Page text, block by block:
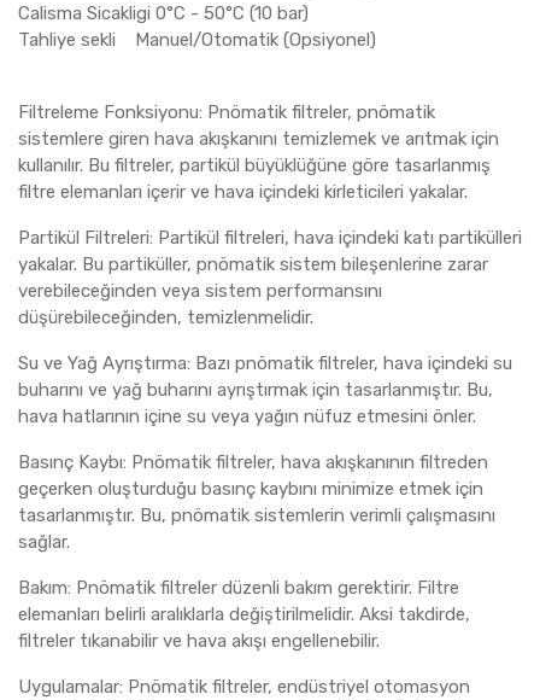
Calisma Sicakligi 0°C - 50°C (10 bar)
Tahliye sekli Manuel/Otomatik (Opsiyonel)
Filtreleme Fonksiyonu: Pnömatik filtreler, pnömatik
sistemlere giren hava akışkanını temizlemek ve arıtmak için
kullanılır. Bu filtreler, partikül büyüklüğüne göre tasarlanmış
filtre elemanları içerir ve hava içindeki kirleticileri yakalar.
Partikül Filtreleri: Partikül filtreleri, hava içindeki katı partikülleri
yakalar. Bu partiküller, pnömatik sistem bileşenlerine zarar
verebileceğinden veya sistem performansını
düşürebileceğinden, temizlenmelidir.
Su ve Yağ Ayrıştırma: Bazı pnömatik filtreler, hava içindeki su
buharını ve yağ buharını ayrıştırmak için tasarlanmıştır. Bu,
hava hatlarının içine su veya yağın nüfuz etmesini önler.
Basınç Kaybı: Pnömatik filtreler, hava akışkanının filtreden
geçerken oluşturduğu basınç kaybını minimize etmek için
tasarlanmıştır. Bu, pnömatik sistemlerin verimli çalışmasını
sağlar.
Bakım: Pnömatik filtreler düzenli bakım gerektirir. Filtre
elemanları belirli aralıklarla değiştirilmelidir. Aksi takdirde,
filtreler tıkanabilir ve hava akışı engellenebilir.
Uygulamalar: Pnömatik filtreler, endüstriyel otomasyon